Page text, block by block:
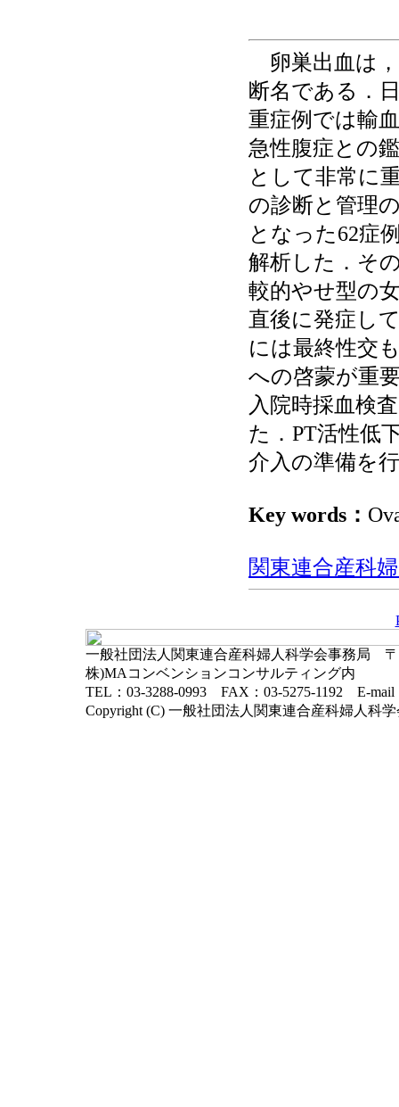
卵巣出血は
断名である．
重症例では輸
急性腹症との
として非常に
の診断と管理
となった62症
解析した．そ
較的やせ型の
直後に発症し
には最終性交
への啓蒙が重
入院時採血検
た．PT活性低
介入の準備を
Key words：
関東連合産科
一般社団法人関東連合産科婦人科学会事務局 〒
株)MAコンベンションコンサルティング内
TEL：03-3288-0993 FAX：03-5275-1192 E-mail
Copyright (C) 一般社団法人関東連合産科婦人科